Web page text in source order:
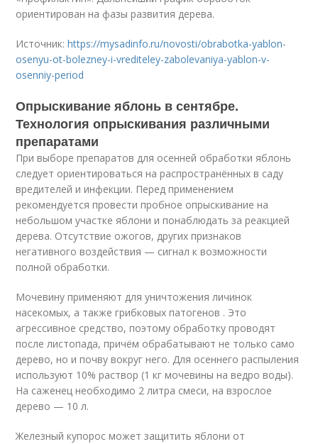
ориентирован на фазы развития дерева.
Источник:https://mysadinfo.ru/novosti/obrabotka-yablon-
osenyu-ot-bolezney-i-vrediteley-zabolevaniya-yablon-v-
osenniy-period
Опрыскивание яблонь в сентябре.
Технология опрыскивания различными
препаратами
При выборе препаратов для осенней обработки яблонь
следует ориентироваться на распространённых в саду
вредителей и инфекции. Перед применением
рекомендуется провести пробное опрыскивание на
небольшом участке яблони и понаблюдать за реакцией
дерева. Отсутствие ожогов, других признаков
негативного воздействия — сигнал к возможности
полной обработки.
Мочевину применяют для уничтожения личинок
насекомых, а также грибковых патогенов . Это
агрессивное средство, поэтому обработку проводят
после листопада, причём обрабатывают не только само
дерево, но и почву вокруг него. Для осеннего распыления
используют 10% раствор (1 кг мочевины на ведро воды).
На саженец необходимо 2 литра смеси, на взрослое
дерево — 10 л.
Железный купорос может защитить яблони от